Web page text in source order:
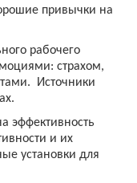
привычки на
рабочего
страхом,
Источники
эффективность
и их
установки для